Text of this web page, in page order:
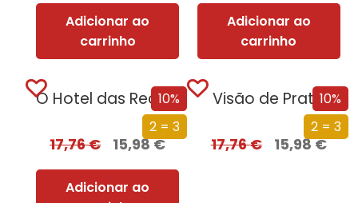
Adicionar ao
carrinho
Adicionar ao
carrinho
10%
2 = 3
O Hotel das Recordações
17,76€ 15,98€
Adicionar ao
10%
2 = 3
Visão de Prata
17,76€ 15,98€